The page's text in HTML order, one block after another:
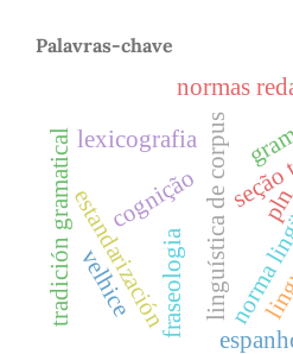
Palavras-chave
linguística de corpus
cognição
estandarización
tradición gramatical
normas
lexicografia
fraseologia
velhice